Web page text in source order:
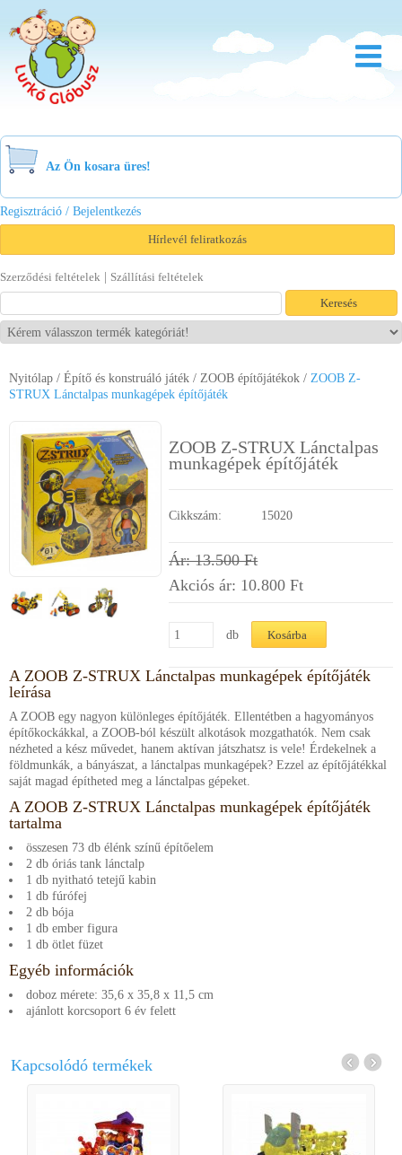
Bölcsőde
Család
Akció
Viszonteladóknak
Letöltések
Kapcsolat
Az Ön kosara üres!
Regisztráció / Bejelentkezés
Hírlevél feliratkozás
Szerződési feltételek | Szállítási feltételek
Nyitólap / Építő és konstruáló játék / ZOOB építőjátékok / ZOOB Z-
STRUX Lánctalpas munkagépek építőjáték
ZOOB Z-STRUX Lánctalpas
munkagépek építőjáték
Cikkszám: 15020
Ár: 13.500 Ft
Akciós ár: 10.800Ft
db
A ZOOB Z-STRUX Lánctalpas munkagépek építőjáték
leírása
A ZOOB egy nagyon különleges építőjáték. Ellentétben a hagyományos
építőkockákkal, a ZOOB-ból készült alkotások mozgathatók. Nem csak
nézheted a kész művedet, hanem aktívan játszhatsz is vele! Érdekelnek a
földmunkák, a bányászat, a lánctalpas munkagépek? Ezzel az építőjátékkal
saját magad építheted meg a lánctalpas gépeket.
A ZOOB Z-STRUX Lánctalpas munkagépek építőjáték
tartalma
összesen 73 db élénk színű építőelem
2 db óriás tank lánctalp
1 db nyitható tetejű kabin
1 db fúrófej
2 db bója
1 db ember figura
1 db ötlet füzet
Egyéb információk
doboz mérete: 35,6 x 35,8 x 11,5 cm
ajánlott korcsoport 6 év felett
Kapcsolódó termékek